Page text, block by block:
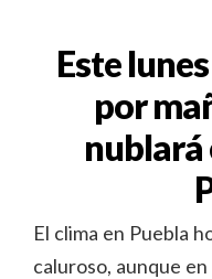
Este
por
nublará
El clima en Puebla
caluroso, aunque